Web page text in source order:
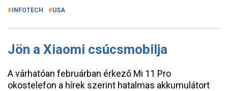
INFOTECH USA
Jön a Xiaomi csúcsmobilja
A várhatóan februárban érkező Mi 11 Pro
okostelefon a hírek szerint hatalmas akkumulátort